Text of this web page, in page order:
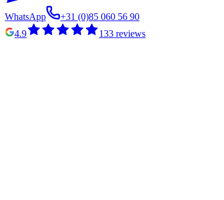
WhatsApp
+31 (0)85 060 56 90
4.9
133 reviews